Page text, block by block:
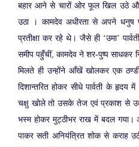
बहार आने से चारों ओर फूल खिल उठे
उठा । कामदेव अधीरता से अपने धनुष
प्रतीक्षा कर रहे थे। जैसे ही ‘उमा’
समीप पहुँचीं, कामदेव ने शर-पुष्प साधकर
मिलते ही उन्होंने आँखें खोलकर एक
दिशान्तरित होकर सीधे पार्वती के
चक्षु खोले तो उसके तेज एवं प्रकाश से
भस्म होकर मुट्ठीभर राख में बदल गया।
पाकर सती अनियंत्रित शोक से कराह